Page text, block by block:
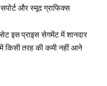
और स्मूद ग्राफिक्स
इस प्राइस सेगमेंट में शानदार
किसी तरह की कमी नहीं आने